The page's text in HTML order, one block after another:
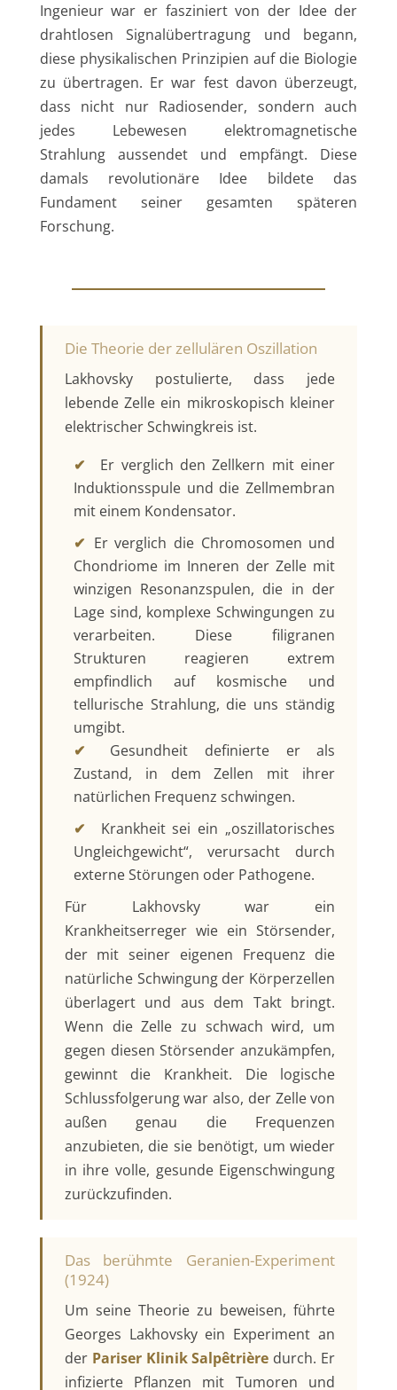
Ingenieur war er fasziniert von der Idee der
drahtlosen Signalübertragung und begann,
diese physikalischen Prinzipien auf die Biologie
zu übertragen. Er war fest davon überzeugt,
dass nicht nur Radiosender, sondern auch
jedes Lebewesen elektromagnetische
Strahlung aussendet und empfängt. Diese
damals revolutionäre Idee bildete das
Fundament seiner gesamten späteren
Forschung.
Die Theorie der zellulären Oszillation
Lakhovsky postulierte, dass jede
lebende Zelle ein mikroskopisch kleiner
elektrischer Schwingkreis ist.
✔
Er verglich den Zellkern mit einer
Induktionsspule und die Zellmembran
mit einem Kondensator.
✔ Er verglich die Chromosomen und
Chondriome im Inneren der Zelle mit
winzigen Resonanzspulen, die in der
Lage sind, komplexe Schwingungen zu
verarbeiten. Diese filigranen
Strukturen reagieren extrem
empfindlich auf kosmische und
tellurische Strahlung, die uns ständig
umgibt.
✔
Gesundheit definierte er als
Zustand, in dem Zellen mit ihrer
natürlichen Frequenz schwingen.
✔
Krankheit sei ein „oszillatorisches
Ungleichgewicht“, verursacht durch
externe Störungen oder Pathogene.
Für Lakhovsky war ein
Krankheitserreger wie ein Störsender,
der mit seiner eigenen Frequenz die
natürliche Schwingung der Körperzellen
überlagert und aus dem Takt bringt.
Wenn die Zelle zu schwach wird, um
gegen diesen Störsender anzukämpfen,
gewinnt die Krankheit. Die logische
Schlussfolgerung war also, der Zelle von
außen genau die Frequenzen
anzubieten, die sie benötigt, um wieder
in ihre volle, gesunde Eigenschwingung
zurückzufinden.
Das berühmte Geranien-Experiment
(1924)
Um seine Theorie zu beweisen, führte
Georges Lakhovsky ein Experiment an
der Pariser Klinik Salpêtrière durch. Er
infizierte Pflanzen mit Tumoren und